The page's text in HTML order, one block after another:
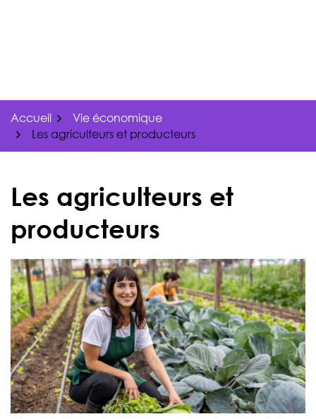
Accueil
Vie économique
Les agriculteurs et producteurs
Les agriculteurs et
producteurs